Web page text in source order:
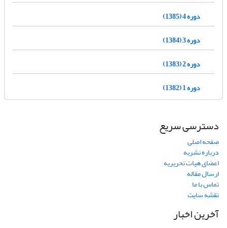
دوره 4 (1385)
دوره 3 (1384)
دوره 2 (1383)
دوره 1 (1382)
دسترسی سریع
صفحه اصلی
درباره نشریه
اعضای هیات تحریریه
ارسال مقاله
تماس با ما
نقشه سایت
آخرین اخبار